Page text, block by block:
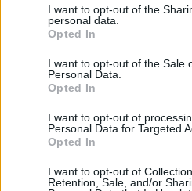
I want to opt-out of the
personal data.
Opted In
I want to opt-out of the Sale
Personal Data.
Opted In
I want to opt-out of
Personal Data for Targeted
Opted In
I want to opt-out of
Retention, Sale, and/or
czyli leku powszechnie
malarii lekoopornej
również pochodne
toksyczne na robaki i
naukowcy z Univeristy of
sprawdzić, jak
komórki nowotworowe.